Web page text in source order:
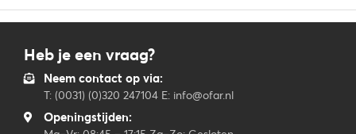
Heb je een vraag?
Neem contact op via:
T: (0031) (0)320 247104 E: info@ofar.nl
Openingstijden: